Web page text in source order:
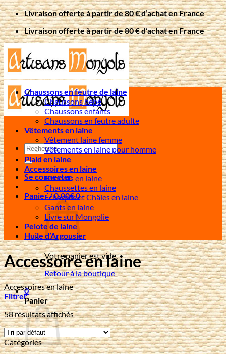
Passer
au
contenu
Livraison offerte à partir de 80 € d’achat en France
Livraison offerte à partir de 80 € d’achat en France
Recherche
pour :
Se connecter
Panier /0,00€0
Votre panier est vide.
Retour à la boutique
0
Panier
Chaussons en feutre de laine
Chaussons bébé
Chaussons enfants
Chaussons en feutre adulte
Vêtements en laine
Vêtement laine femme
Vêtements en laine pour homme
Plaid en laine
Accessoires en laine
Bonnets en laine
Chaussettes en laine
Écharpes et Châles en laine
Gants en laine
Livre sur Mongolie
Pelote de laine
Huile d’Argousier
Accessoire en laine
Accessoires en laine
Filtrer
58 résultats affichés
Catégories